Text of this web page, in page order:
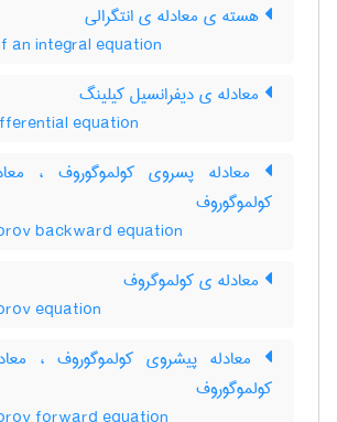
هسته ی معادله ی انتگرالی
an integral equation
معادله ی دیفرانسیل کیلینگ
equation
معادله پسروی کولموگوروف ،
کولموگوروف
backward equation
معادله ی کولموگروف
equation
معادله پیشروی کولموگوروف ،
کولموگوروف